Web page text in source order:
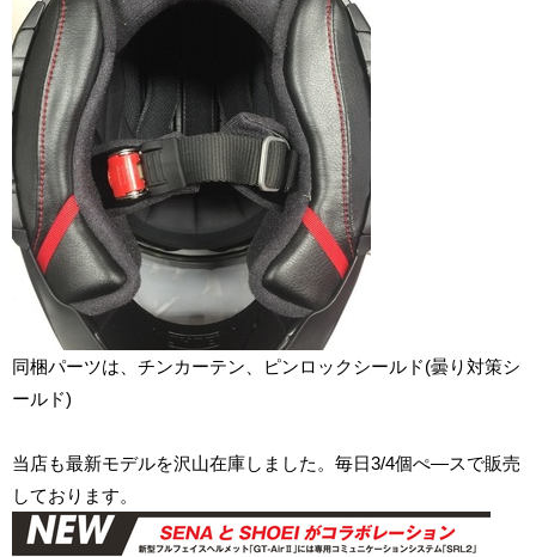
同梱パーツは、チンカーテン、ピンロックシールド(曇り対策シ
ールド)
当店も最新モデルを沢山在庫しました。毎日3/4個ぺ―スで販売
しております。